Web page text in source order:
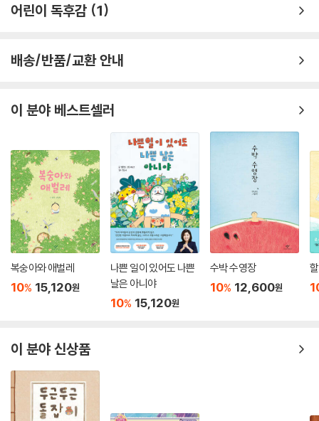
어린이 독후감 1
배송/반품/교환 안내
이 분야 베스트셀러
복숭아와 애벌레
10% 15,120원
나쁜 일이 있어도 나쁜
날은 아니야
10% 15,120원
수박 수영장
10% 12,600원
이 분야 신상품